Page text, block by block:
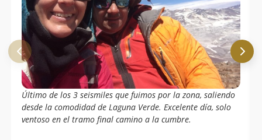
Último de los 3 seismiles que fuimos por la zona, saliendo
desde la comodidad de Laguna Verde. Excelente día, solo
ventoso en el tramo final camino a la cumbre.